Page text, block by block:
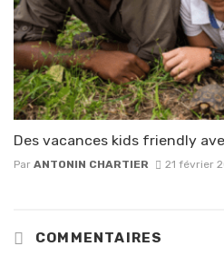
Des vacances kids friendly
Par ANTONIN CHARTIER 21 février
COMMENTAIRES